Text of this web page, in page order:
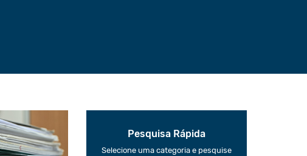
Pesquisa Rápida
Selecione uma categoria e pesquise